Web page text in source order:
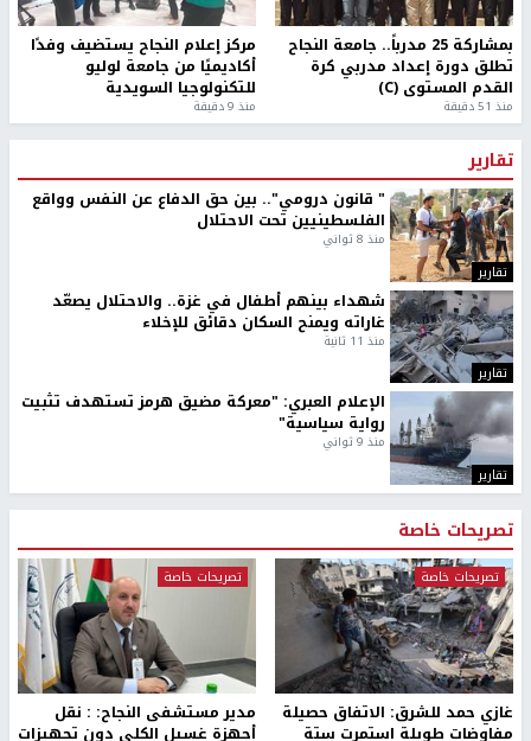
بمشاركة 25 مدرباً.. جامعة النجاح
تطلق دورة إعداد مدربي كرة
القدم المستوى (C)
منذ 51 دقيقة
مركز إعلام النجاح يستضيف وفدًا
أكاديميًا من جامعة لوليو
للتكنولوجيا السويدية
منذ 9 دقيقة
تقارير
تقارير
" قانون درومي".. بين حق الدفاع عن النفس وواقع
الفلسطينيين تحت الاحتلال
منذ 8 ثواني
تقارير
شهداء بينهم أطفال في غزة.. والاحتلال يصعّد
غاراته ويمنح السكان دقائق للإخلاء
منذ 11 ثانية
تقارير
الإعلام العبري: "معركة مضيق هرمز تستهدف تثبيت
رواية سياسية"
منذ 9 ثواني
تصريحات خاصة
تصريحات خاصة
غازي حمد للشرق: الاتفاق حصيلة
مفاوضات طويلة استمرت ستة
تصريحات خاصة
مدير مستشفى النجاح: : نقل
أجهزة غسيل الكلى دون تجهيزات